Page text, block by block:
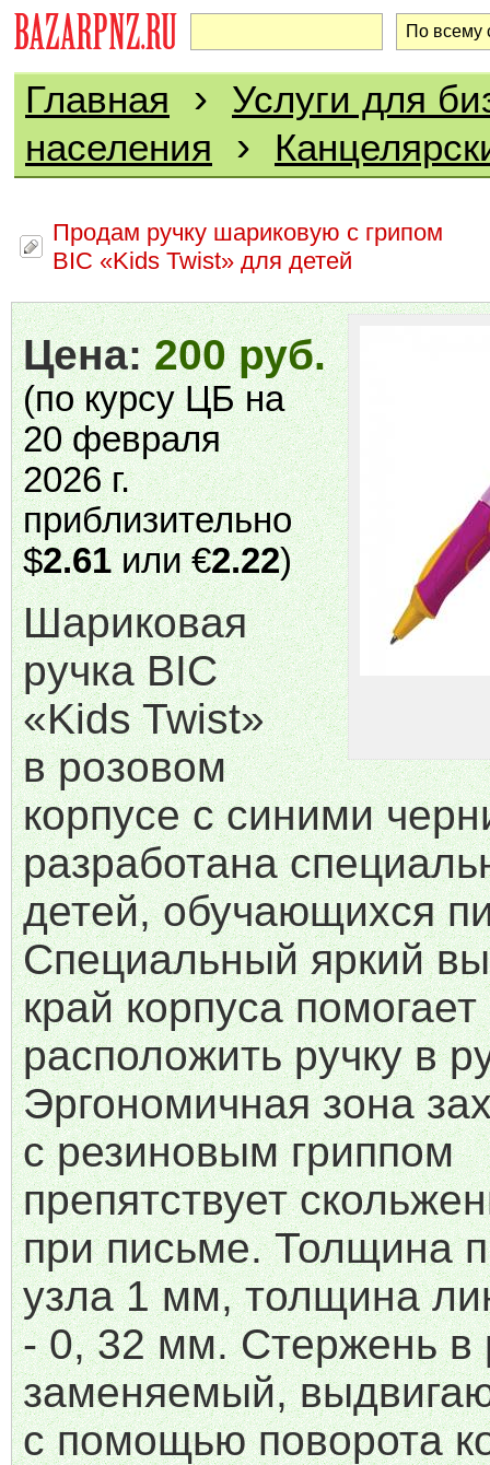
Главная › Услуги для
населения
›
Продам ручку шариковую с грипом
BIC «Kids Twist» для детей
Цена:200 руб.
(по курсу ЦБ на
20 февраля
2026 г.
приблизительно
$2.61или €2.22)
Шариковая
ручка BIC
«Kids Twist»
в розовом
корпусе с синими
разработана
детей, обучающихся
Специальный яркий
край корпуса
расположить ручку в
Эргономичная зона
с резиновым гриппом
препятствует
при письме. Толщина
узла 1 мм, толщина
- 0, 32 мм. Стержень в
заменяемый,
с помощью поворота